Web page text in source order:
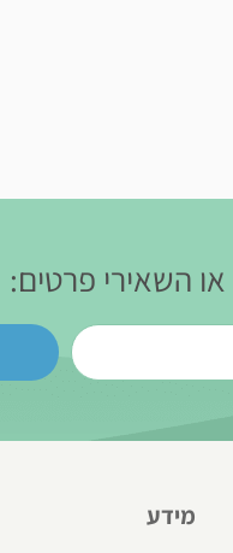
או השאירי פרטים:
מידע